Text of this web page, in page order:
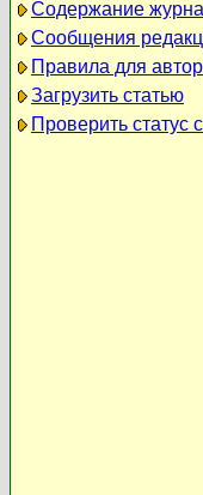
Содержание
Сообщения
Правила для
Загрузить статью
Проверить статус